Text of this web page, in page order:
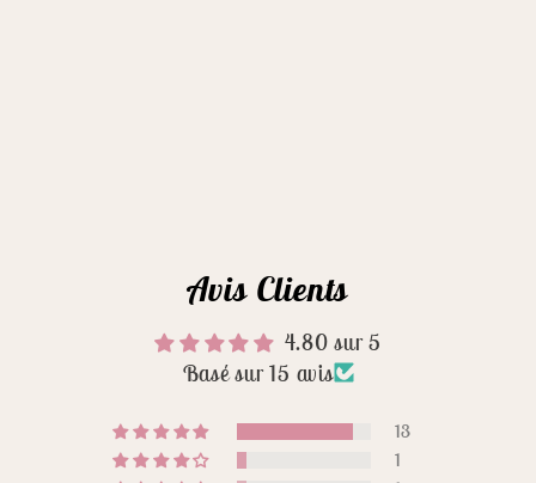
Avis Clients
4.80 sur 5
Basé sur 15 avis
13
1